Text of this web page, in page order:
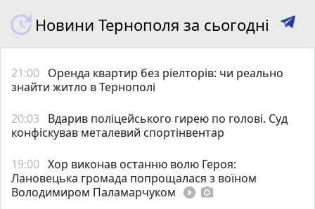
Новини Тернополя за сьогодні
21:00 Оренда квартир без ріелторів: чи реально
знайти житло в Тернополі
20:03
Вдарив поліцейського гирею по голові. Суд
конфіскував металевий спортінвентар
19:00 Хор виконав останню волю Героя:
Лановецька громада попрощалася з воїном
Володимиром Паламарчуком play_circle_filled photo_camera